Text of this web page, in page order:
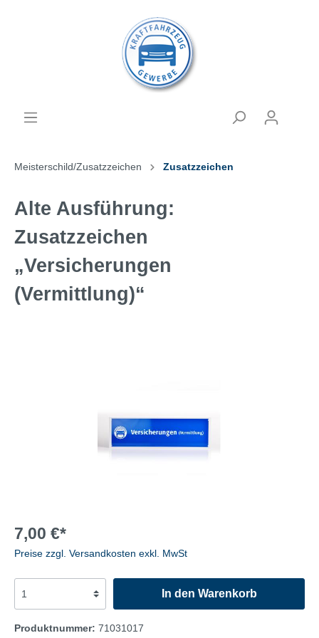
Meisterschild/Zusatzzeichen Zusatzzeichen
Alte Ausführung:
Zusatzzeichen
„Versicherungen
(Vermittlung)“
7,00 €*
Preise zzgl. Versandkosten exkl. MwSt
In den Warenkorb
Produktnummer: 71031017